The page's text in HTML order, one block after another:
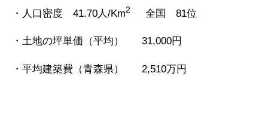
・人口密度 41.70人/Km2 全国 81位
・土地の坪単価（平均） 31,000円
・平均建築費（青森県） 2,510万円